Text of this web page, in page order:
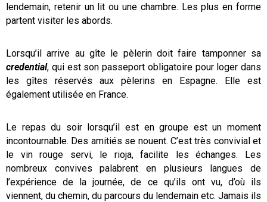
lendemain, retenir un lit ou une chambre. Les plus en forme
partent visiter les abords.
Lorsqu’il arrive au gîte le pèlerin doit faire tamponner sa
credential, qui est son passeport obligatoire pour loger dans
les gîtes réservés aux pèlerins en Espagne. Elle est
également utilisée en France.
Le repas du soir lorsqu’il est en groupe est un moment
incontournable. Des amitiés se nouent. C’est très convivial et
le vin rouge servi, le rioja, facilite les échanges. Les
nombreux convives palabrent en plusieurs langues de
l’expérience de la journée, de ce qu’ils ont vu, d’où ils
viennent, du chemin, du parcours du lendemain etc. Jamais ils